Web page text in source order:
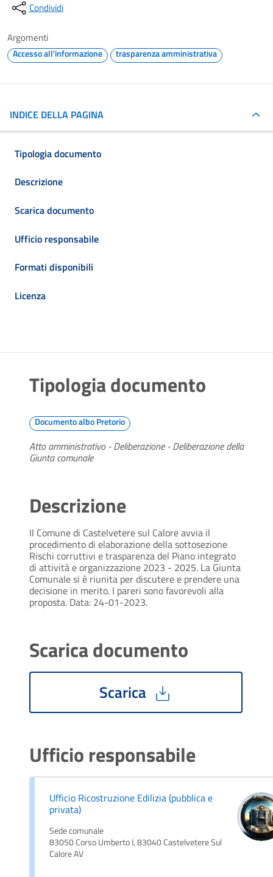
Condividi
Argomenti
Accesso all'informazione trasparenza amministrativa
INDICE DELLA PAGINA
Tipologia documento
Descrizione
Scarica documento
Ufficio responsabile
Formati disponibili
Licenza
Tipologia documento
Documento albo Pretorio
Atto amministrativo - Deliberazione - Deliberazione della
Giunta comunale
Descrizione
Il Comune di Castelvetere sul Calore avvia il
procedimento di elaborazione della sottosezione
Rischi corruttivi e trasparenza del Piano integrato
di attività e organizzazione 2023 - 2025. La Giunta
Comunale si è riunita per discutere e prendere una
decisione in merito. I pareri sono favorevoli alla
proposta. Data: 24-01-2023.
Scarica documento
Scarica
Ufficio responsabile
Ufficio Ricostruzione Edilizia (pubblica e
privata)
Sede comunale
83050 Corso Umberto I, 83040 Castelvetere Sul
Calore AV